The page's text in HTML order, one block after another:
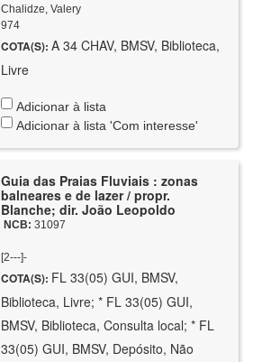
Chalidze, Valery
974
COTA(S): A 34 CHAV, BMSV, Biblioteca,
Livre
Adicionar à lista
Adicionar à lista 'Com interesse'
Guia das Praias Fluviais : zonas
balneares e de lazer / propr.
Blanche; dir. João Leopoldo
NCB: 31097
[2---]-
COTA(S): FL 33(05) GUI, BMSV,
Biblioteca, Livre; * FL 33(05) GUI,
BMSV, Biblioteca, Consulta local; * FL
33(05) GUI, BMSV, Depósito, Não